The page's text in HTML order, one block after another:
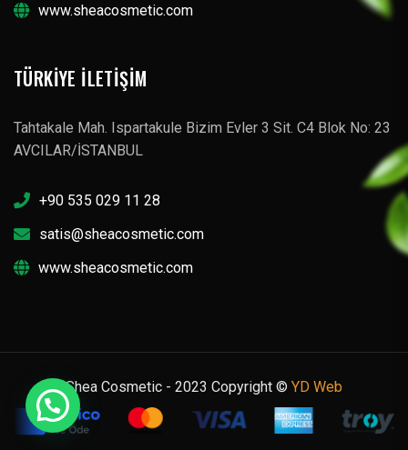
www.sheacosmetic.com
TÜRKIYE İLETIŞIM
Tahtakale Mah. Ispartakule Bizim Evler 3 Sit. C4 Blok No: 23
AVCILAR/İSTANBUL
+90 535 029 11 28
satis@sheacosmetic.com
www.sheacosmetic.com
Shea Cosmetic - 2023 Copyright © YD Web